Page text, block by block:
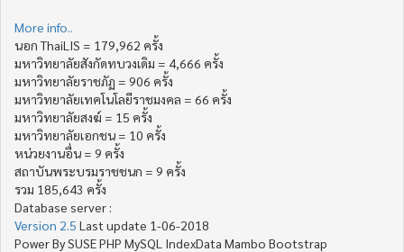
More info..
นอก ThaiLIS = 179,962 ครั้ง
มหาวิทยาลัยสังกัดทบวงเดิม = 4,666 ครั้ง
มหาวิทยาลัยราชภัฏ = 906 ครั้ง
มหาวิทยาลัยเทคโนโลยีราชมงคล = 66 ครั้ง
มหาวิทยาลัยสงฆ์ = 15 ครั้ง
มหาวิทยาลัยเอกชน = 10 ครั้ง
หน่วยงานอื่น = 9 ครั้ง
สถาบันพระบรมราชชนก = 9 ครั้ง
รวม 185,643 ครั้ง
Database server :
Version 2.5 Last update 1-06-2018
Power By SUSE PHP MySQL IndexData Mambo Bootstrap